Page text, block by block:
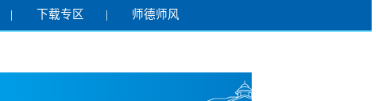
| 下载专区 | 师德师风